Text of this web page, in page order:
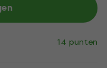
14 punten